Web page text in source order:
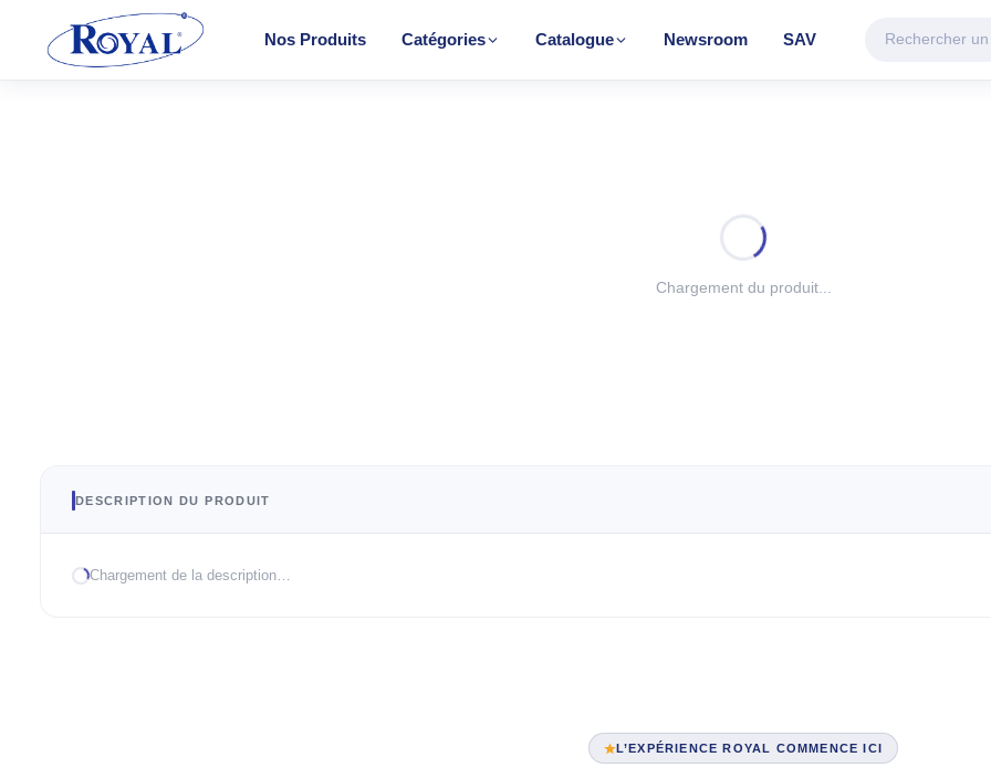
Nos Produits Catégories Catalogue Newsroom SAV
TRAITEMENT D'AIR
Chargement du produit...
DESCRIPTION DU PRODUIT
Chargement de la description…
L’EXPÉRIENCE ROYAL COMMENCE ICI